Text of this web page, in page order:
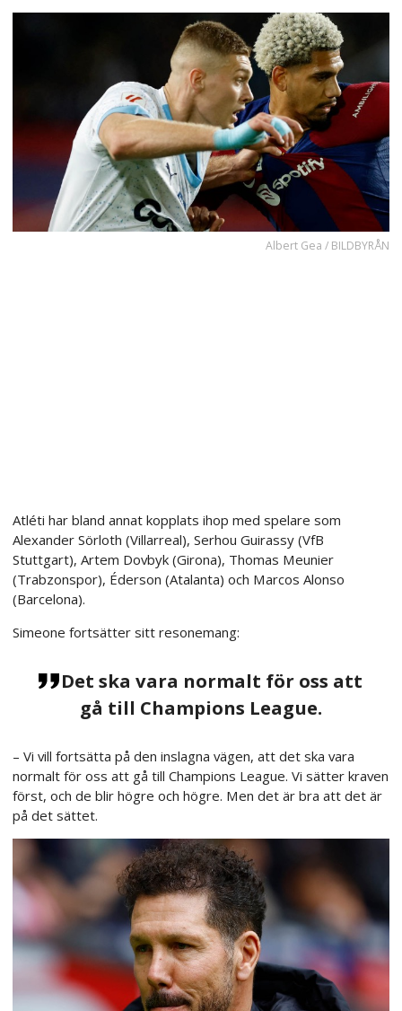
Albert Gea / BILDBYRÅN
Atléti har bland annat kopplats ihop med spelare som
Alexander Sörloth (Villarreal), Serhou Guirassy (VfB
Stuttgart), Artem Dovbyk (Girona), Thomas Meunier
(Trabzonspor), Éderson (Atalanta) och Marcos Alonso
(Barcelona).
Simeone fortsätter sitt resonemang:
Det ska vara normalt för oss att
gå till Champions League.
– Vi vill fortsätta på den inslagna vägen, att det ska vara
normalt för oss att gå till Champions League. Vi sätter kraven
först, och de blir högre och högre. Men det är bra att det är
på det sättet.